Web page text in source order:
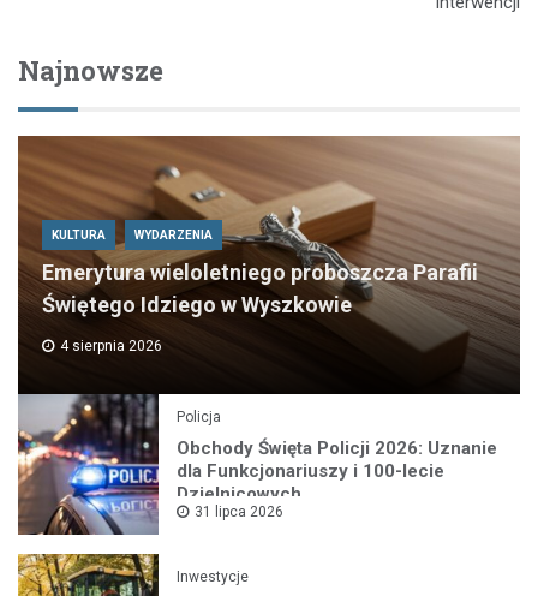
Najnowsze
KULTURA WYDARZENIA
Emerytura wieloletniego proboszcza Parafii
Świętego Idziego w Wyszkowie
4 sierpnia 2026
Policja
Obchody Święta Policji 2026: Uznanie
dla Funkcjonariuszy i 100-lecie
Dzielnicowych
31 lipca 2026
Inwestycje